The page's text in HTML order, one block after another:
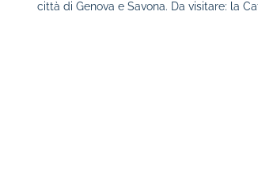
città di Genova e Savona. Da visitare: la